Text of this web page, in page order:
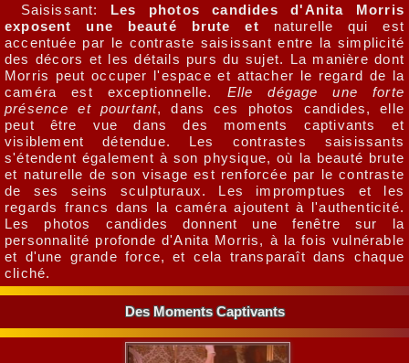
Saisissant:
Les photos candides d'Anita Morris
exposent une beauté brute et naturelle qui est
accentuée par le contraste saisissant entre la simplicité
des décors et les détails purs du sujet. La manière dont
Morris peut occuper l'espace et attacher le regard de la
caméra est exceptionnelle. Elle dégage une forte
présence et pourtant, dans ces photos candides, elle
peut être vue dans des moments captivants et
visiblement détendue. Les contrastes saisissants
s'étendent également à son physique, où la beauté brute
et naturelle de son visage est renforcée par le contraste
de ses seins sculpturaux. Les impromptues et les
regards francs dans la caméra ajoutent à l'authenticité.
Les photos candides donnent une fenêtre sur la
personnalité profonde d'Anita Morris, à la fois vulnérable
et d'une grande force, et cela transparaît dans chaque
cliché.
Des Moments Captivants